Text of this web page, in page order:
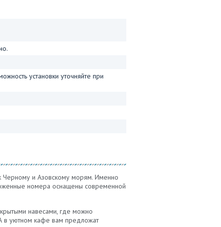
установки уточняйте при
Черному и Азовскому морям. Именно
номера оснащены современной
крытыми навесами, где можно
в уютном кафе вам предложат